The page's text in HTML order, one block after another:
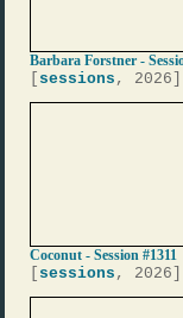
Barbara Forstner -
sessions , 2026]
Coconut - Session #1311
sessions , 2026]